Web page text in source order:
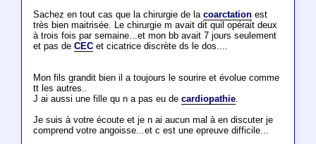
Sachez en tout cas que la chirurgie de la coarctationest
très bien maitrisée. Le chirurgie m avait dit quil opérait deux
à trois fois par semaine...et mon bb avait 7 jours seulement
et pas de CECet cicatrice discrète ds le dos....
Mon fils grandit bien il a toujours le sourire et évolue comme
tt les autres..
J ai aussi une fille qu n a pas eu de cardiopathie.
Je suis à votre écoute et je n ai aucun mal à en discuter je
comprend votre angoisse...et c est une epreuve difficile...